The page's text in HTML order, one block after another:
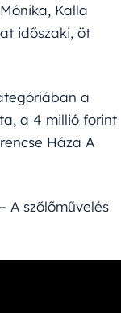
Kalla
időszaki, öt
a
a 4 millió forint
Háza A
A szőlőművelés